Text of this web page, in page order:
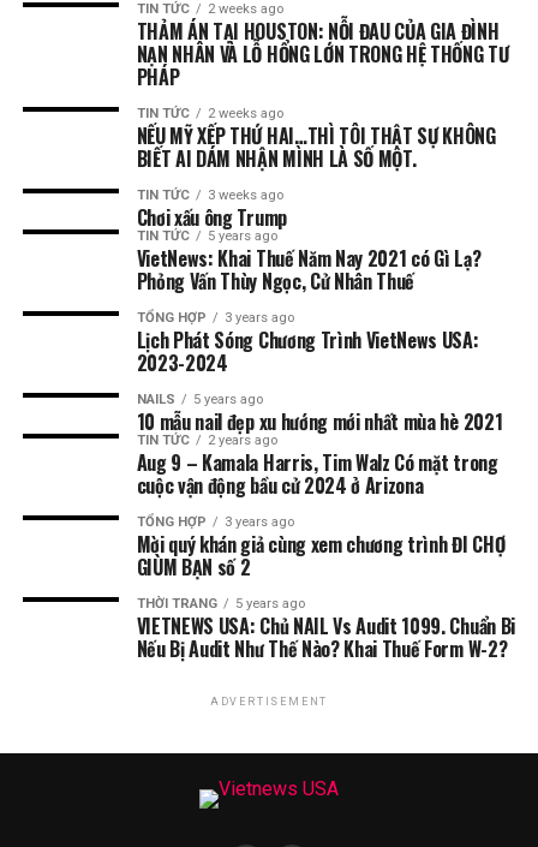
TIN TỨC 2 weeks ago
THẢM ÁN TẠI HOUSTON: NỖI ĐAU CỦA GIA ĐÌNH
NẠN NHÂN VÀ LỖ HỔNG LỚN TRONG HỆ THỐNG TƯ
PHÁP
TIN TỨC 2 weeks ago
NẾU MỸ XẾP THỨ HAI…THÌ TÔI THẬT SỰ KHÔNG
BIẾT AI DÁM NHẬN MÌNH LÀ SỐ MỘT.
TIN TỨC 3 weeks ago
Chơi xấu ông Trump
TIN TỨC 5 years ago
VietNews: Khai Thuế Năm Nay 2021 có Gì Lạ?
Phỏng Vấn Thùy Ngọc, Cử Nhân Thuế
TỔNG HỢP 3 years ago
Lịch Phát Sóng Chương Trình VietNews USA:
2023-2024
NAILS 5 years ago
10 mẫu nail đẹp xu hướng mới nhất mùa hè 2021
TIN TỨC 2 years ago
Aug 9 – Kamala Harris, Tim Walz Có mặt trong
cuộc vận động bầu cử 2024 ở Arizona
TỔNG HỢP 3 years ago
Mời quý khán giả cùng xem chương trình ĐI CHỢ
GIÙM BẠN số 2
THỜI TRANG 5 years ago
VIETNEWS USA: Chủ NAIL Vs Audit 1099. Chuẩn Bi
Nếu Bị Audit Như Thế Nào? Khai Thuế Form W-2?
ADVERTISEMENT